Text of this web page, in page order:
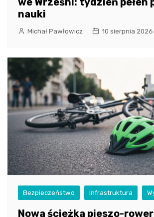
nauki
Michał Pawłowicz 10 sierpnia 2026
Bezpieczeństwo Infrastruktura
Nowa ścieżka pieszo-